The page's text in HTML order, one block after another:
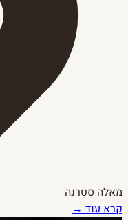
מאלה סטרנה
קרא עוד →